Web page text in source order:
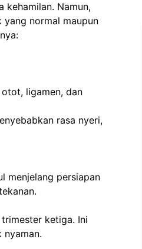
kehamilan. Namun,
normal maupun
ketiga. Ini
nyaman.